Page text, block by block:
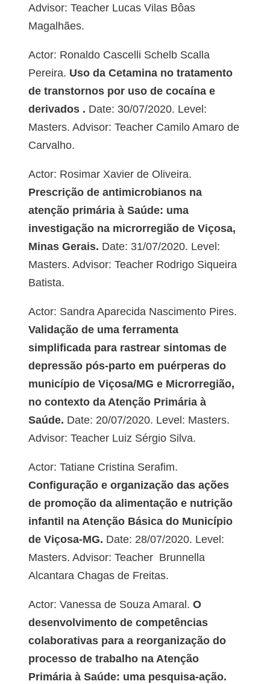
Advisor: Teacher Lucas Vilas Bôas
Magalhães.
Actor: Ronaldo Cascelli Schelb Scalla
Pereira. Uso da Cetamina no tratamento
de transtornos por uso de cocaína e
derivados . Date: 30/07/2020. Level:
Masters. Advisor: Teacher Camilo Amaro de
Carvalho.
Actor: Rosimar Xavier de Oliveira.
Prescrição de antimicrobianos na
atenção primária à Saúde: uma
investigação na microrregião de Viçosa,
Minas Gerais. Date: 31/07/2020. Level:
Masters. Advisor: Teacher Rodrigo Siqueira
Batista.
Actor: Sandra Aparecida Nascimento Pires.
Validação de uma ferramenta
simplificada para rastrear sintomas de
depressão pós-parto em puérperas do
município de Viçosa/MG e Microrregião,
no contexto da Atenção Primária à
Saúde. Date: 20/07/2020. Level: Masters.
Advisor: Teacher Luiz Sérgio Silva.
Actor: Tatiane Cristina Serafim.
Configuração e organização das ações
de promoção da alimentação e nutrição
infantil na Atenção Básica do Município
de Viçosa-MG. Date: 28/07/2020. Level:
Masters. Advisor: Teacher Brunnella
Alcantara Chagas de Freitas.
Actor: Vanessa de Souza Amaral. O
desenvolvimento de competências
colaborativas para a reorganização do
processo de trabalho na Atenção
Primária à Saúde: uma pesquisa-ação.